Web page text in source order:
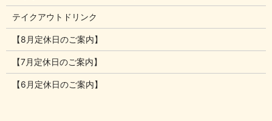
テイクアウトドリンク
【8月定休日のご案内】
【7月定休日のご案内】
【6月定休日のご案内】